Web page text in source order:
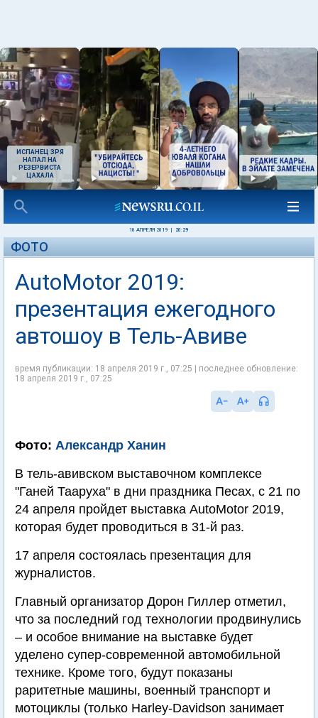
ИСПАНЕЦ ЗРЯ
НАПАЛ НА
РЕЗЕРВИСТА
ЦАХАЛА
18 АПРЕЛЯ 2019 20:29
ФОТО
AutoMotor 2019:
презентация ежегодного
автошоу в Тель-Авиве
время публикации: 18 апреля 2019 г., 07:25 | последнее обновление:
18 апреля 2019 г., 07:25
Фото: Александр Ханин
В тель-авивском выставочном комплексе
"Ганей Тааруха" в дни праздника Песах, с 21 по
24 апреля пройдет выставка AutoMotor 2019,
которая будет проводиться в 31-й раз.
17 апреля состоялась презентация для
журналистов.
Главный организатор Дорон Гиллер отметил,
что за последний год технологии продвинулись
– и особое внимание на выставке будет
уделено супер-современной автомобильной
технике. Кроме того, будут показаны
раритетные машины, военный транспорт и
мотоциклы (только Harley-Davidson занимает